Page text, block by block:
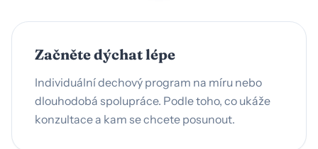
Začněte dýchat lépe
Individuální dechový program na míru nebo
dlouhodobá spolupráce. Podle toho, co ukáže
konzultace a kam se chcete posunout.